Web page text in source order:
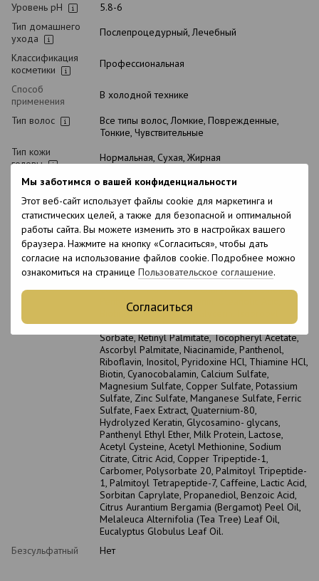
Мы заботимся о вашей конфиденциальности
Этот веб-сайт использует файлы cookie для маркетинга и
статистических целей, а также для безопасной и оптимальной
работы сайта. Вы можете изменить это в настройках вашего
браузера. Нажмите на кнопку «Согласиться», чтобы дать
согласие на использование файлов cookie. Подробнее можно
ознакомиться на странице Пользовательское соглашение.
Согласиться
Уровень pH
5.8-6
Тип домашнего
ухода
Послепроцедурный, Лечебный
Классификация
косметики
Профессиональная
Способ
применения
В холодной технике
Тип волос
Все типы волос, Ломкие, Поврежденные,
Тонкие, Чувствительные
Тип кожи
головы
Нормальная, Сухая, Жирная
Назначение
Для роста волос, Укрепление
С кератином
Нет
Подходит для
беременных
Нет
Состав
Aqua, Serenoa Serrulata Fruit Extract, Butylene
Glycol, PPG-26- Buteth-26, PEG-40
Hydrogenated Castor Oil, Alcohol Denat.,
Coceth-7, PPG-1-PEG-9 Lauryl Glycol Ether,
Pentylene Glycol, Apigenin, Oleanolic Acid,
Biotinoyl Tripeptide-1, Glycerin, Isopropyl
Alcohol, Hydrolyzed Wheat Protein, Potassium
Sorbate, Retinyl Palmitate, Tocopheryl Acetate,
Ascorbyl Palmitate, Niacinamide, Panthenol,
Riboflavin, Inositol, Pyridoxine HCl, Thiamine HCl,
Biotin, Cyanocobalamin, Calcium Sulfate,
Magnesium Sulfate, Copper Sulfate, Potassium
Sulfate, Zinc Sulfate, Manganese Sulfate, Ferric
Sulfate, Faex Extract, Quaternium-80,
Hydrolyzed Keratin, Glycosamino- glycans,
Panthenyl Ethyl Ether, Milk Protein, Lactose,
Acetyl Cysteine, Acetyl Methionine, Sodium
Citrate, Citric Acid, Copper Tripeptide-1,
Carbomer, Polysorbate 20, Palmitoyl Tripeptide-
1, Palmitoyl Tetrapeptide-7, Caffeine, Lactic Acid,
Sorbitan Caprylate, Propanediol, Benzoic Acid,
Citrus Aurantium Bergamia (Bergamot) Peel Oil,
Melaleuca Alternifolia (Tea Tree) Leaf Oil,
Eucalyptus Globulus Leaf Oil.
Безсульфатный
Нет